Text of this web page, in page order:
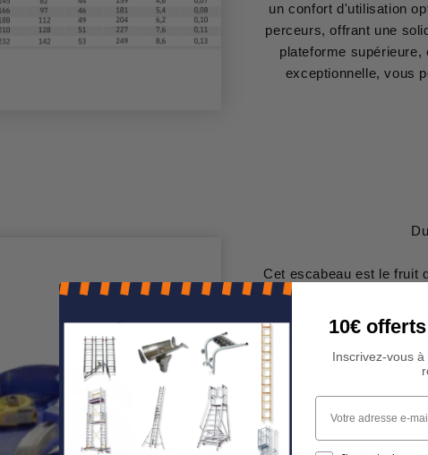
un confort d'utilisation
perceurs, offrant une
plateforme
exceptionnelle, vous
Cet escabeau est le fruit
haute qualité pour une
pour résister à l'épreuve
acier spécial avec une
équipement
Avec deux inclinaisons
10€
Inscrivez-vous
Votre adresse e-mail